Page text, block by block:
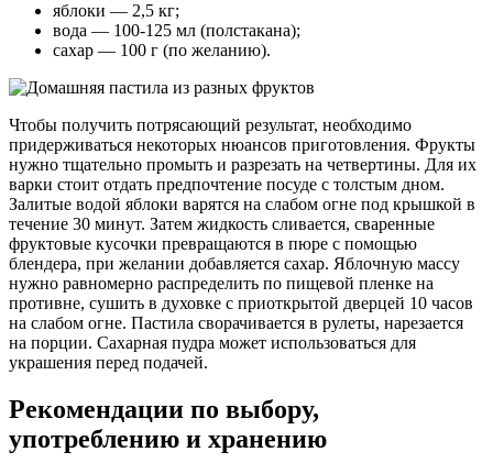
яблоки — 2,5 кг;
вода — 100-125 мл (полстакана);
сахар — 100 г (по желанию).
Чтобы получить потрясающий результат, необходимо
придерживаться некоторых нюансов приготовления. Фрукты
нужно тщательно промыть и разрезать на четвертины. Для их
варки стоит отдать предпочтение посуде с толстым дном.
Залитые водой яблоки варятся на слабом огне под крышкой в
течение 30 минут. Затем жидкость сливается, сваренные
фруктовые кусочки превращаются в пюре с помощью
блендера, при желании добавляется сахар. Яблочную массу
нужно равномерно распределить по пищевой пленке на
противне, сушить в духовке с приоткрытой дверцей 10 часов
на слабом огне. Пастила сворачивается в рулеты, нарезается
на порции. Сахарная пудра может использоваться для
украшения перед подачей.
Рекомендации по выбору,
употреблению и хранению